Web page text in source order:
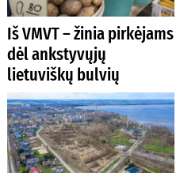
Iš VMVT – žinia pirkėjams
dėl ankstyvųjų
lietuviškų bulvių